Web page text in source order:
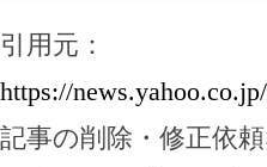
引用元：
https://
記事の削除・修正依